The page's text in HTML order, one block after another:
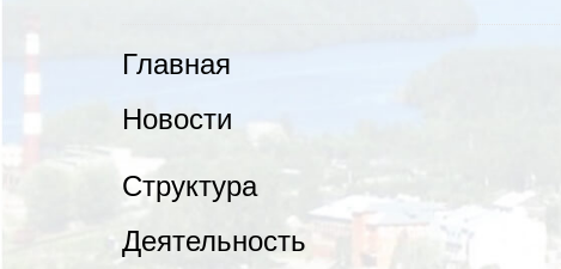
Главная
Новости
Структура
Деятельность